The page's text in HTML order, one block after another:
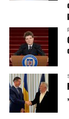
pierde o ofertă
ultimele bilete
sau câștigarea
reacționeze
Turneul se
o intensificare a
finalei. Printre
transmisiunile
tombolele,